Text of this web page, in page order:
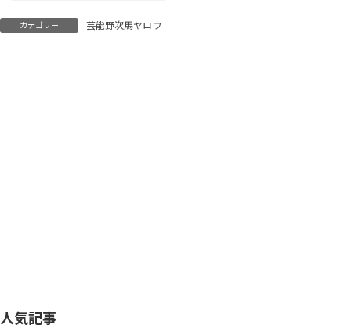
カテゴリー 芸能野次馬ヤロウ
人気記事